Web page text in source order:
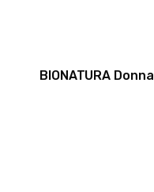
BIONATURA Donna